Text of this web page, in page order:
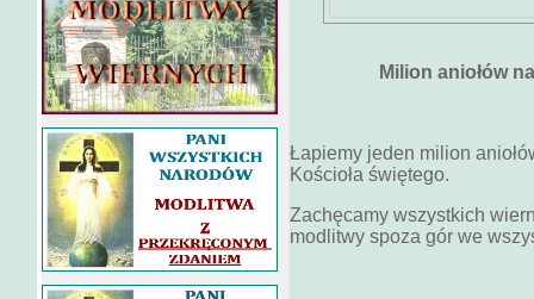
Milion aniołów
Łapiemy jeden milion
Kościoła świętego.
Zachęcamy wszystkich
modlitwy spoza gór we